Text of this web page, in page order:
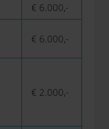
€ 6.000,-
€ 6.000,-
€ 2.000,-